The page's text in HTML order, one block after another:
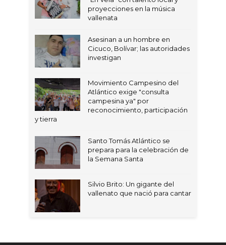
proyecciones en la música
vallenata
Asesinan a un hombre en
Cicuco, Bolívar; las autoridades
investigan
Movimiento Campesino del
Atlántico exige "consulta
campesina ya" por
reconocimiento, participación
y tierra
Santo Tomás Atlántico se
prepara para la celebración de
la Semana Santa
Silvio Brito: Un gigante del
vallenato que nació para cantar